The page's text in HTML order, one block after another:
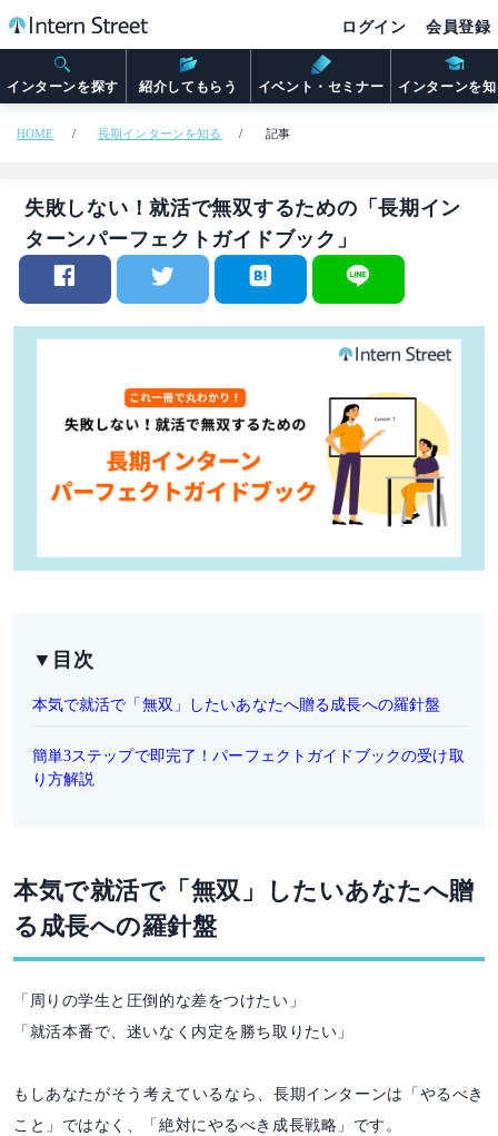
インターンを探す 紹介してもらう イベント・セミナー インターンを
ログイン 会員登録
HOME 長期インターンを知る 記事
失敗しない！就活で無双するための「長期イン
ターンパーフェクトガイドブック」
▼目次
本気で就活で「無双」したいあなたへ贈る成長への羅針盤
簡単3ステップで即完了！パーフェクトガイドブックの受け取
り方解説
本気で就活で「無双」したいあなたへ贈
る成長への羅針盤
「周りの学生と圧倒的な差をつけたい」
「就活本番で、迷いなく内定を勝ち取りたい」
もしあなたがそう考えているなら、長期インターンは「やるべき
こと」ではなく、「絶対にやるべき成長戦略」です。